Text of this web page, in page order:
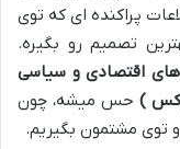
پراکنده ای که توی
تصمیم رو بگیره.
اقتصادی و سیاسی
) حس میشه، چون
توی مشتمون بگیریم.